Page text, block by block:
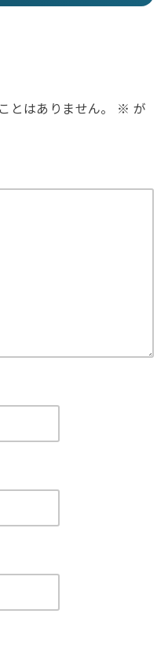
とはありません。 ※ が